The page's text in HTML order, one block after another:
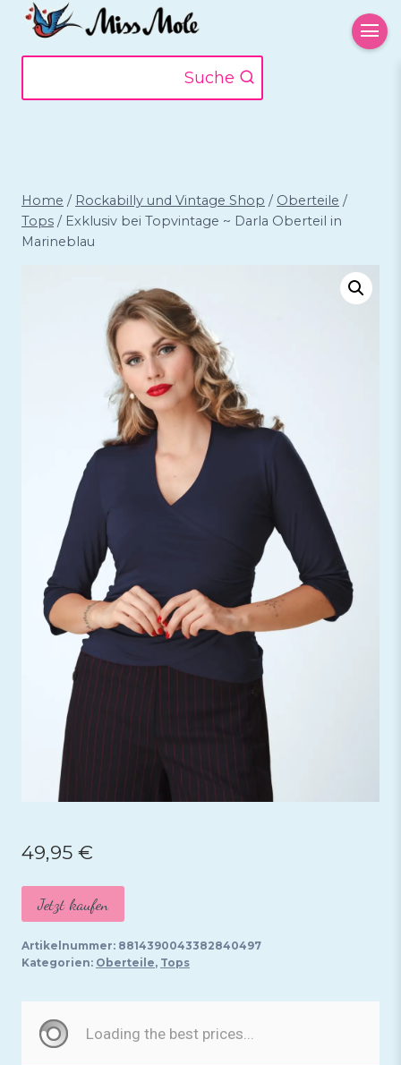
Zum
Inhalt
springen
Suche
Home / Rockabilly und Vintage Shop / Oberteile /
Tops / Exklusiv bei Topvintage ~ Darla Oberteil in
Marineblau
49,95 €
Jetzt kaufen
Artikelnummer: 8814390043382840497
Kategorien: Oberteile, Tops